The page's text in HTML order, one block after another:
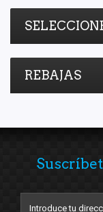
Trasero Derecho
Trasero Izquierdo
REBAJAS